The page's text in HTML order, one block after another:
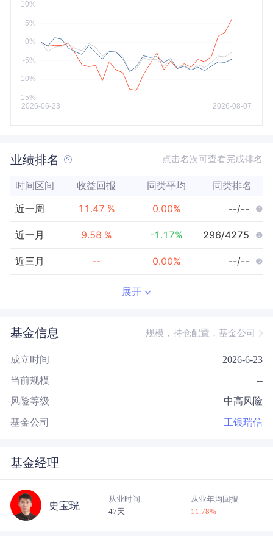
业绩排名 点击名次可查看完成排名
时间区间 收益回报 同类平均 同类排名
近一周 11.47 % 0.00% --/--
近一月 9.58 % -1.17% 296/4275
近三月 -- 0.00% --/--
近三年 0.00 % --/--
近五年 --/--
成立以来 --/--
展开
基金信息 规模，持仓配置，基金公司
成立时间 2026-6-23
当前规模 --
风险等级 中高风险
基金公司 工银瑞信
基金经理
史宝珖
从业时间
47天
从业年均回报
11.78%